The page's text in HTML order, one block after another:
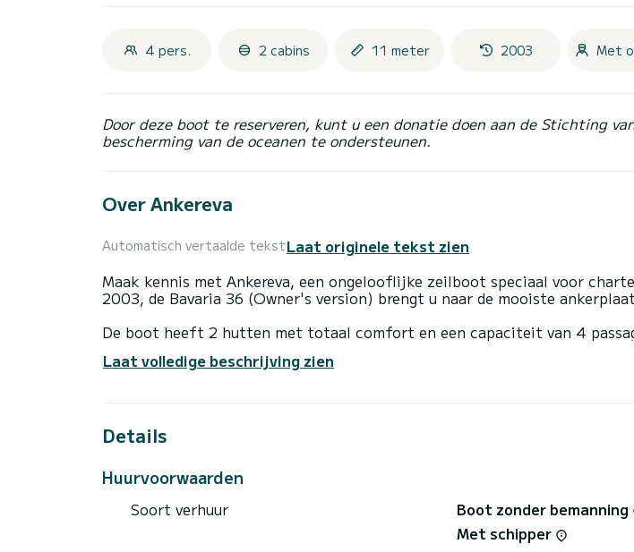
4 pers. 2 cabins 11 meter 2003 Met
Door deze boot te reserveren, kunt u een donatie doen aan de Stichting
bescherming van de oceanen te ondersteunen.
Over Ankereva
Automatisch vertaalde tekstLaat originele tekst zien
Maak kennis met Ankereva, een ongelooflijke zeilboot speciaal voor
2003, de Bavaria 36 (Owner's version) brengt u naar de mooiste
De boot heeft 2 hutten met totaal comfort en een capaciteit van 4
van buitengewone vakanties op de wateren van Volos
Voor uw comfort heeft Ankereva 1 toilet met een douche
Deze boot is uitgerust met een Furling mainsail en een Furling genua. Het
Als u vragen heeft over de boot of de chartervoorwaarden, kunt u een
Samboat-platform. Een SamBoat-adviseur beantwoordt uw vragen en biedt
Laat volledige beschrijving zien
Details
Huurvoorwaarden
Soort verhuur
Boot zonder bemanning
Met schipper